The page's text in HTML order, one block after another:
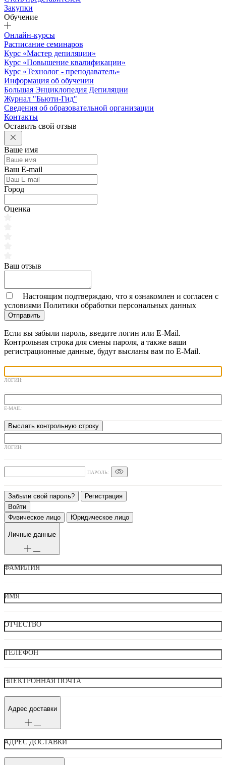
Закупки
Обучение
Онлайн-курсы
Расписание семинаров
Курс «Мастер депиляции»
Курс «Повышение квалификации»
Курс «Технолог - преподаватель»
Информация об обучении
Большая Энциклопедия Депиляции
Журнал "Бьюти-Гид"
Сведения об образовательной организации
Контакты
Оставить свой отзыв
Ваше имя
Ваш E-mail
Город
Оценка
Ваш отзыв
Настоящим подтверждаю, что я ознакомлен и согласен с
условиями Политики обработки персональных данных
Отправить
Если вы забыли пароль, введите логин или E-Mail.
Контрольная строка для смены пароля, а также ваши
регистрационные данные, будут высланы вам по E-Mail.
ЛОГИН:
E-MAIL:
ЛОГИН:
ПАРОЛЬ:
Забыли свой пароль? Регистрация
Физическое лицо Юридическое лицо
Личные данные
ФАМИЛИЯ
ИМЯ
ОТЧЕСТВО
ТЕЛЕФОН
ЭЛЕКТРОННАЯ ПОЧТА
Адрес доставки
АДРЕС ДОСТАВКИ